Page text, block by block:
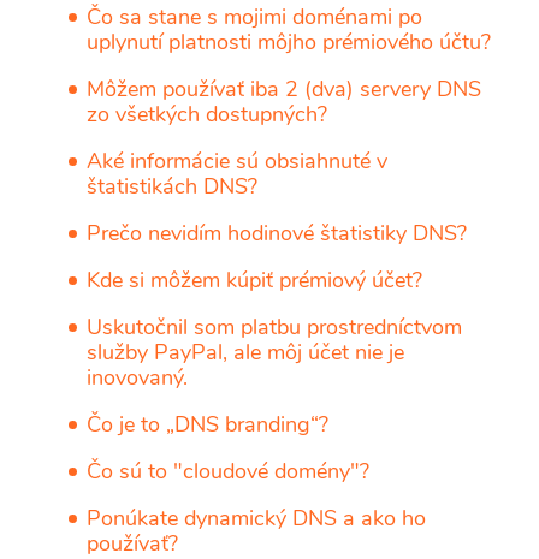
Čo sa stane s mojimi doménami po
uplynutí platnosti môjho prémiového účtu?
Môžem používať iba 2 (dva) servery DNS
zo všetkých dostupných?
Aké informácie sú obsiahnuté v
štatistikách DNS?
Prečo nevidím hodinové štatistiky DNS?
Kde si môžem kúpiť prémiový účet?
Uskutočnil som platbu prostredníctvom
služby PayPal, ale môj účet nie je
inovovaný.
Čo je to „DNS branding“?
Čo sú to "cloudové domény"?
Ponúkate dynamický DNS a ako ho
používať?